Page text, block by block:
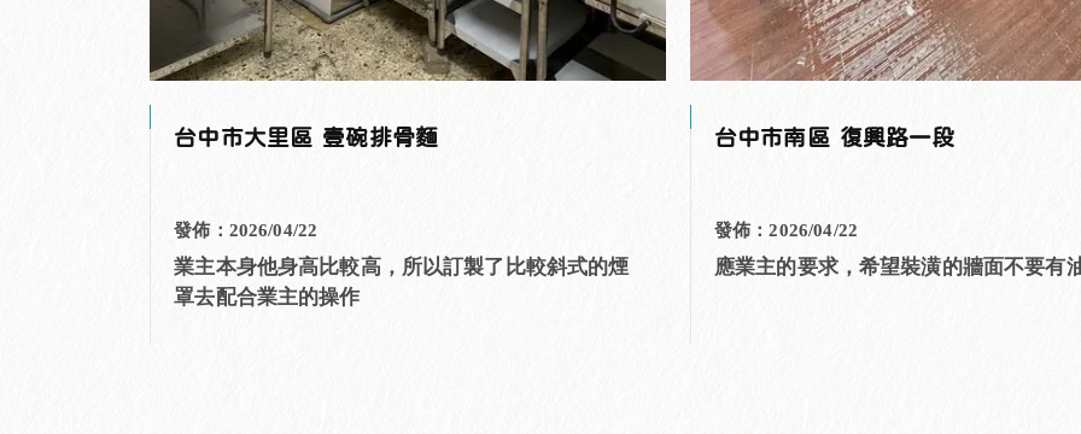
台中市大里區 壹碗排骨麵
發佈：2026/04/22
業主本身他身高比較高，所以訂製了比較斜式的煙
罩去配合業主的操作
台中市南區 復興路一段
發佈：2026/04/22
應業主的要求，希望裝潢的牆面不要有